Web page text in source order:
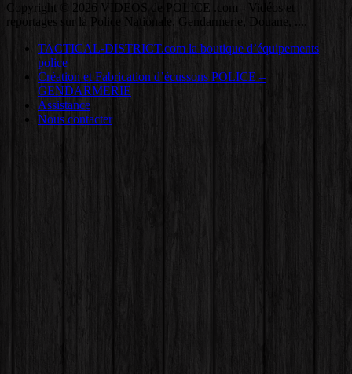
Copyright © 2026 VIDEOS de POLICE .com - Vidéos et
reportages sur la Police Nationale, Gendarmerie, Douane, ....
TACTICAL-DISTRICT.com la boutique d’équipements
police
Création et Fabrication d’écussons POLICE –
GENDARMERIE
Assistance
Nous contacter